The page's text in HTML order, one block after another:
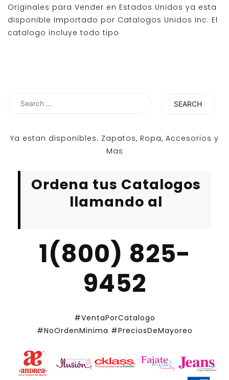
Originales para Vender en Estados Unidos ya esta
disponible Importado por Catalogos Unidos Inc. El
catalogo incluye todo tipo
Search
Ya estan disponibles. Zapatos, Ropa, Accesorios y
Mas
Ordena tus Catalogos
llamando al
1(800) 825-
9452
#VentaPorCatalogo
#NoOrdenMinima #PreciosDeMayoreo